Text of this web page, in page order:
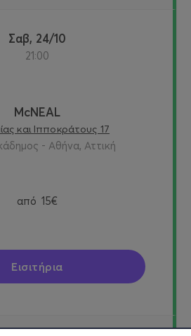
Σαβ, 24/10
21:00
McNEAL
και Ιπποκράτους 17
- Αθήνα, Αττική
από 15€
Εισιτήρια